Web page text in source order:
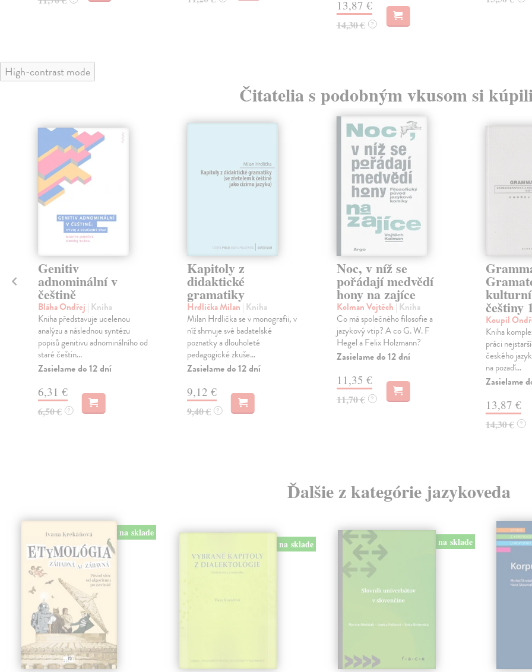
13,87 €
14,30 € ?
High-contrast mode
Čitatelia s podobným vkusom si
Genitiv
adnominální v
češtině
Bláha Ondřej | Kniha
Kniha představuje ucelenou
analýzu a následnou syntézu
popisů genitivu adnominálního od
staré češtin...
Zasielame do 12 dní
6,31 €
6,50 € ?
Kapitoly z
didaktické
gramatiky
Hrdlička Milan | Kniha
Milan Hrdlička se v monografii, v
níž shrnuje své badatelské
poznatky a dlouholeté
pedagogické zkuše...
Zasielame do 12 dní
9,12 €
9,40 € ?
Noc, v níž se
pořádají medvědí
hony na zajíce
Kolman Vojtěch | Kniha
Co má společného filosofie a
jazykový vtip? A co G. W. F
Hegel a Felix Holzmann?
Zasielame do 12 dní
11,35 €
11,70 € ?
češtiny
Koupil
Kniha
práci
českého
na pozadí...
Zasielame
13,87 €
14,30 € ?
Ďalšie z kategórie jazykoveda
na sklade
na sklade na sklade